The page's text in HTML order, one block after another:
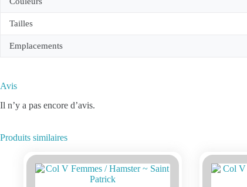
Tailles
Emplacements
Avis
Il n’y a pas encore d’avis.
Produits similaires